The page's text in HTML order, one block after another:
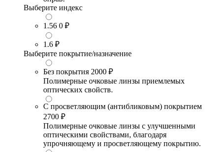
Выберите индекс
1.56 0 ₽
1.6 ₽
Выберите покрытие/назначение
Без покрытия 2000 ₽
Полимерные очковые линзы приемлемых
оптических свойств.
С просветляющим (антибликовым) покрытием
2700 ₽
Полимерные очковые линзы с улучшенными
оптическими свойствами, благодаря
упрочняющему и просветляющему покрытию.